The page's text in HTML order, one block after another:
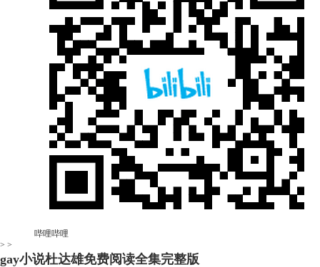
哔哩哔哩
> >
gay小说杜达雄免费阅读全集完整版